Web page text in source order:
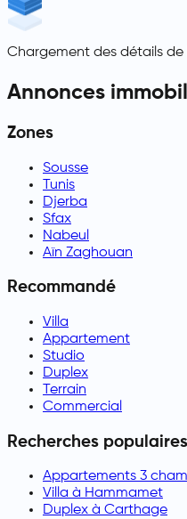
Chargement des détails de
Annonces
Zones
Sousse
Tunis
Djerba
Sfax
Nabeul
Aïn Zaghouan
Recommandé
Villa
Appartement
Studio
Duplex
Terrain
Commercial
Recherches populaires
Appartements 3
Villa à Hammamet
Duplex à Carthage